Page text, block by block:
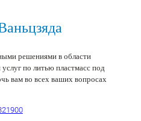
решениями в области
по литью пластмасс под
вам во всех ваших вопросах